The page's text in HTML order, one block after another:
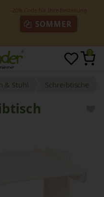
SOMMER
0
& Stuhl Schreibtische